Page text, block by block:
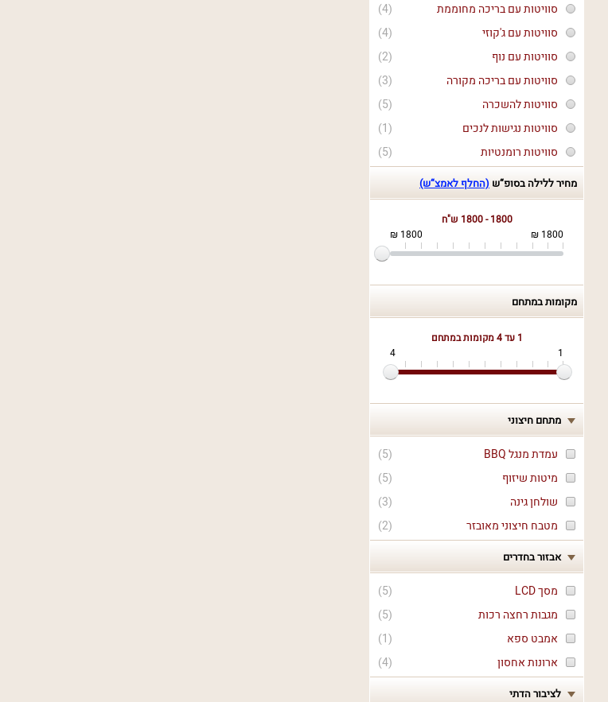
(4)
סוויטות עם בריכה מחוממת
(4)
סוויטות עם ג'קוזי
(2)
סוויטות עם נוף
(3)
סוויטות עם בריכה מקורה
(5)
סוויטות להשכרה
(1)
סוויטות נגישות לנכים
(5)
סוויטות רומנטיות
מחיר ללילה בסופ“ש (החלף לאמצ“ש)
1800 - 1800 ש"ח
1800 ₪
1800 ₪
מקומות במתחם
1 עד 4
מקומות במתחם
1
4
מתחם חיצוני
(
5
)
עמדת מנגל BBQ
(
5
)
מיטות שיזוף
(
3
)
שולחן גינה
(
2
) מטבח חיצוני מאובזר
אבזור בחדרים
(
5
)
מסך LCD
(
5
)
מגבות רחצה רכות
(
1
)
אמבט ספא
(
4
) ארונות אחסון
לציבור הדתי